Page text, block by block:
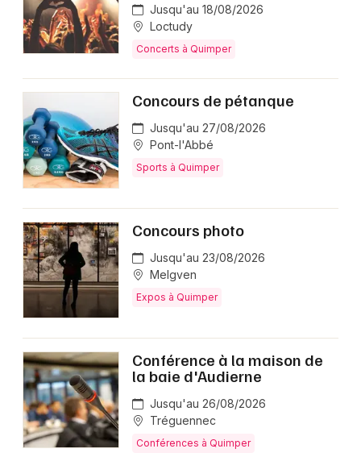
Jusqu'au 18/08/2026
Loctudy
Concerts à Quimper
Concours de pétanque
Jusqu'au 27/08/2026
Pont-l'Abbé
Sports à Quimper
Concours photo
Jusqu'au 23/08/2026
Melgven
Expos à Quimper
Conférence à la maison de
la baie d'Audierne
Jusqu'au 26/08/2026
Tréguennec
Conférences à Quimper